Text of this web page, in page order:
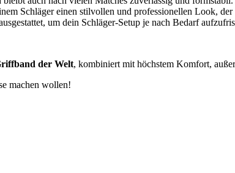
Schläger einen stilvollen und professionellen Look,
um dein Schläger-Setup je nach Bedarf
der Welt, kombiniert mit höchstem Komfort,
machen wollen!